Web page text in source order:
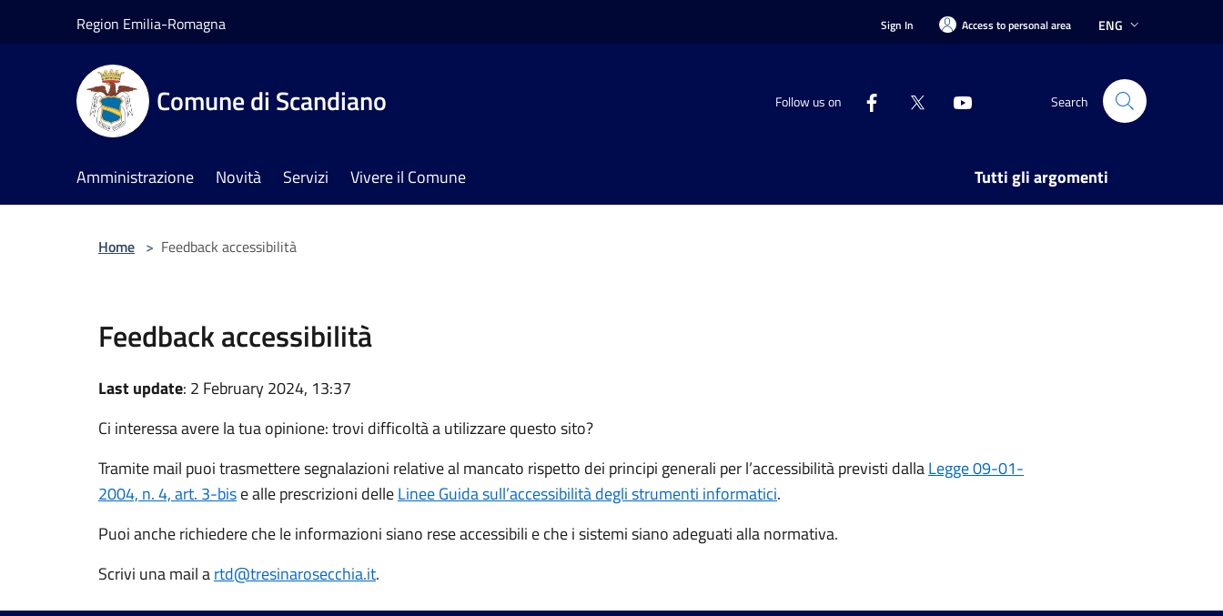
Region Emilia-Romagna Sign In Access to personal area ENG
Comune di Scandiano Follow us on Search
Amministrazione Novità Servizi Vivere il Comune Tutti gli argomenti
Home > Feedback accessibilità
Feedback accessibilità
Last update: 2 February 2024, 13:37
Ci interessa avere la tua opinione: trovi difficoltà a utilizzare questo sito?
Tramite mail puoi trasmettere segnalazioni relative al mancato rispetto dei principi generali per l’accessibilità previsti dallaLegge 09-01-
2004, n. 4, art. 3-bise alle prescrizioni delleLinee Guida sull’accessibilità degli strumenti informatici.
Puoi anche richiedere che le informazioni siano rese accessibili e che i sistemi siano adeguati alla normativa.
Scrivi una mail artd@tresinarosecchia.it.